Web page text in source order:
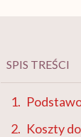
SPIS TREŚCI
Koszty